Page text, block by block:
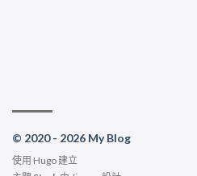
© 2020 - 2026 My Blog
使用 Hugo建立